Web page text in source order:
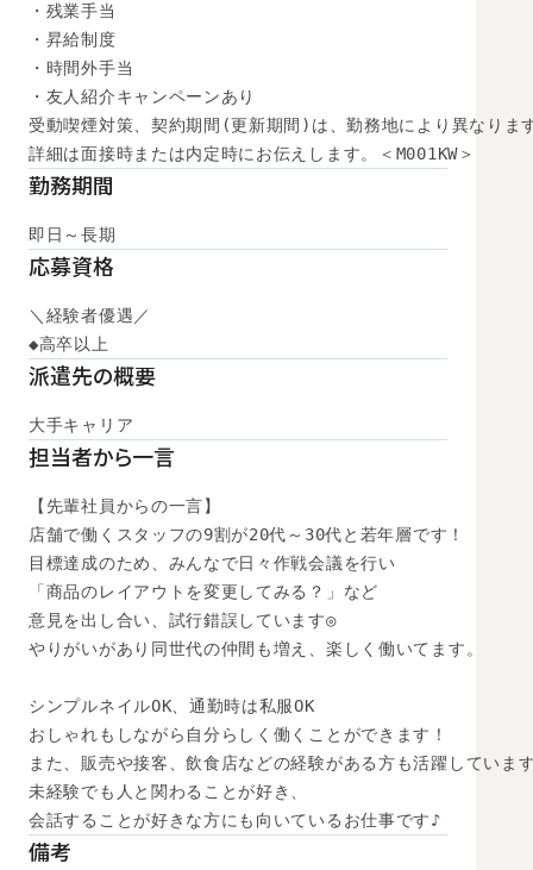
・残業手当
・昇給制度
・時間外手当
・友人紹介キャンペーンあり
受動喫煙対策、契約期間(更新期間)は、勤務地により異なりま
詳細は面接時または内定時にお伝えします。＜M001KW＞
勤務期間
即日～長期
応募資格
＼経験者優遇／
◆高卒以上
派遣先の概要
大手キャリア
担当者から一言
【先輩社員からの一言】
店舗で働くスタッフの9割が20代～30代と若年層です！
目標達成のため、みんなで日々作戦会議を行い
「商品のレイアウトを変更してみる？」など
意見を出し合い、試行錯誤しています◎
やりがいがあり同世代の仲間も増え、楽しく働いてます。
シンプルネイルOK、通勤時は私服OK
おしゃれもしながら自分らしく働くことができます！
また、販売や接客、飲食店などの経験がある方も活躍していま
未経験でも人と関わることが好き、
会話することが好きな方にも向いているお仕事です♪
備考